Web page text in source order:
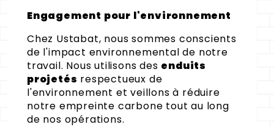
Engagement pour l'environnement
Chez Ustabat, nous sommes conscients
de l'impact environnemental de notre
travail. Nous utilisons des enduits
projetés respectueux de
l'environnement et veillons à réduire
notre empreinte carbone tout au long
de nos opérations.